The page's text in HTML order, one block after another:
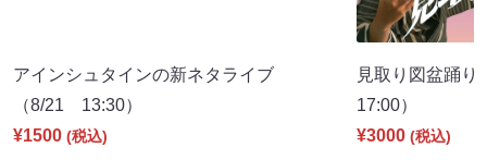
アインシュタインの新ネタライブ
（8/21 13:30）
¥1500 (税込)
見取り図盆踊
17:00）
¥3000 (税込)